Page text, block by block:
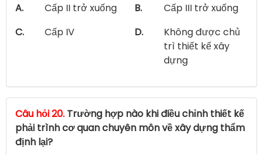
A.
Cấp II trở xuống B.
Cấp III trở xuống
C.
Cấp IV D.
Không được chủ
trì thiết kế xây
dựng
Câu hỏi 20. Trường hợp nào khi điều chỉnh thiết kế
phải trình cơ quan chuyên môn về xây dựng thẩm
định lại?